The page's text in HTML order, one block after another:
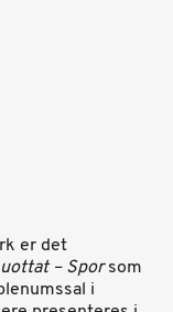
er det
– Sporsom
i